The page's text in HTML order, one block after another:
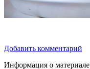
Добавить комментарий
Информация о материале